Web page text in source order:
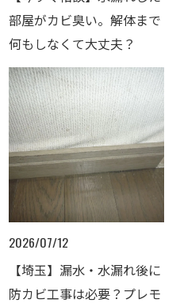
部屋がカビ臭い。解体まで
何もしなくて大丈夫？
2026/07/12
【埼玉】漏水・水漏れ後に
防カビ工事は必要？プレモ